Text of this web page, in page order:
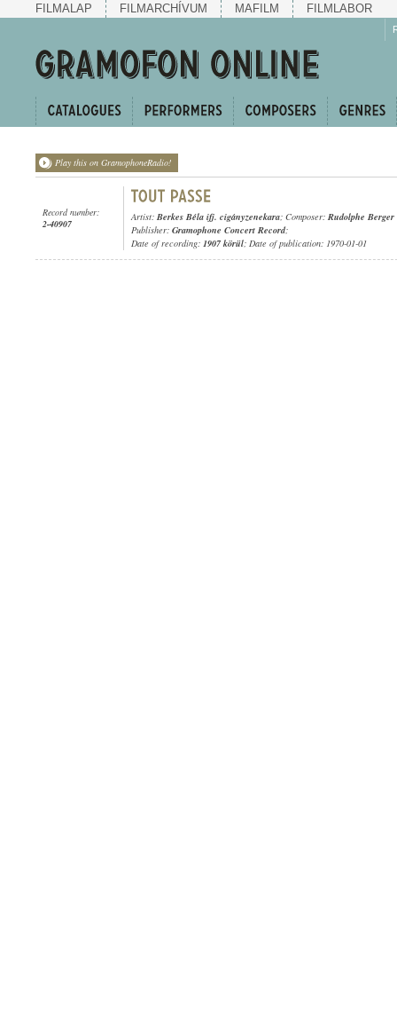
FILMALAP FILMARCHÍVUM MAFILM FILMLABOR
Play this on GramophoneRadio!
Record number:
2-40907
Artist: Berkes Béla ifj. cigányzenekara; Composer: Rudolphe Berger
Publisher: Gramophone Concert Record;
Date of recording: 1907 körül; Date of publication: 1970-01-01